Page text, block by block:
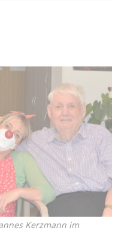
Kerzmann im